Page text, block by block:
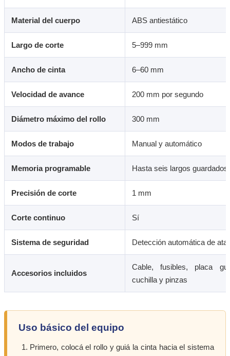
Material del cuerpo ABS antiestático
Largo de corte 5–999 mm
Ancho de cinta 6–60 mm
Velocidad de avance 200 mm por segundo
Diámetro máximo del rollo 300 mm
Modos de trabajo Manual y automático
Memoria programable Hasta seis largos guardados
Precisión de corte 1 mm
Corte continuo Sí
Sistema de seguridad Detección automática de
Accesorios incluidos
Cable, fusibles, placa
cuchilla y pinzas
Uso básico del equipo
Primero, colocá el rollo y guiá la cinta hacia el sistema